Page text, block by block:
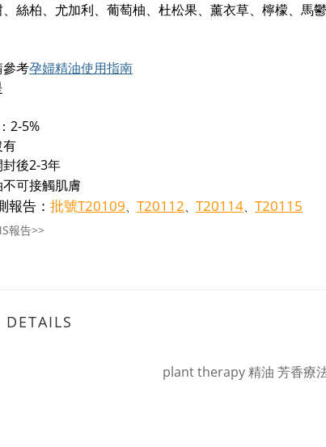
絲柏、尤加利、葡萄柚、杜松果、薰衣草、檸檬、馬
參考孕婦精油使用指南
2-5%
有
後2-3年
可接觸肌膚
報告： 批號T20109、 T20112、 T20114、 T20115
報告>>